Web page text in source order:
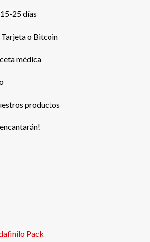
25 días
Tarjeta o Bitcoin
médica
productos
Pack